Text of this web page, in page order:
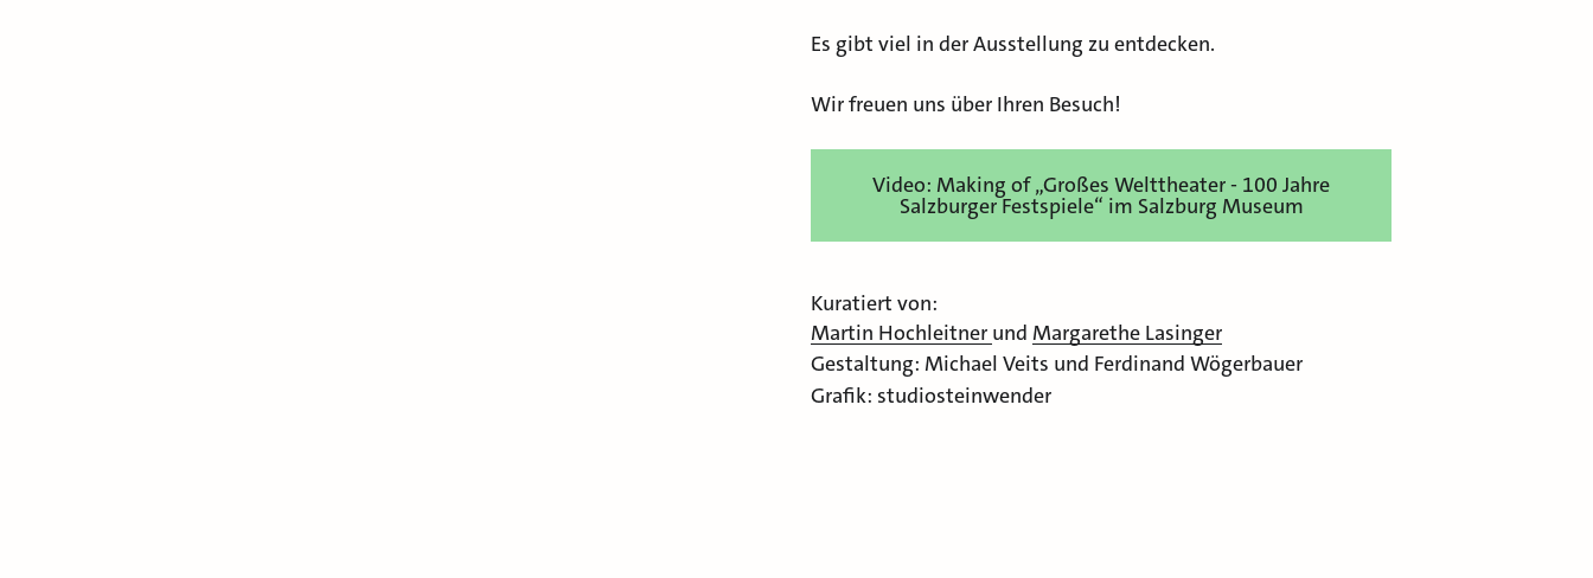
Es gibt viel in der Ausstellung zu entdecken.
Wir freuen uns über Ihren Besuch!
Video: Making of „Großes Welttheater - 100 Jahre
Salzburger Festspiele“ im Salzburg Museum
Kuratiert von:
Martin Hochleitner und Margarethe Lasinger
Gestaltung: Michael Veits und Ferdinand Wögerbauer
Grafik: studiosteinwender